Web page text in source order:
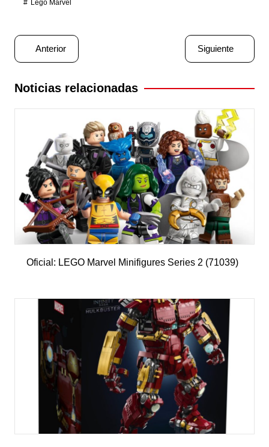
Lego Marvel
Navegación
de
entradas
Anterior Siguiente
Noticias relacionadas
Oficial: LEGO Marvel Minifigures Series 2 (71039)